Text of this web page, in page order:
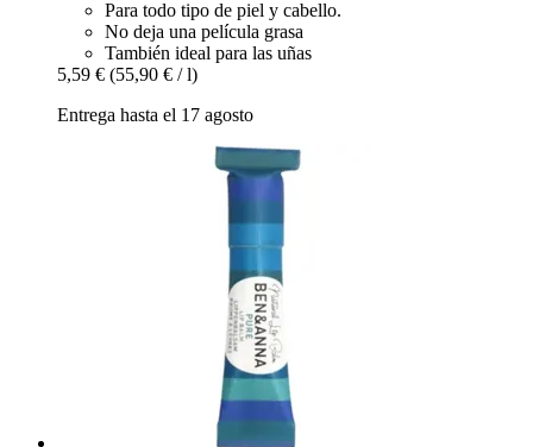
Para todo tipo de piel y cabello.
No deja una película grasa
También ideal para las uñas
5,59 € (55,90 € / l)
Entrega hasta el 17 agosto